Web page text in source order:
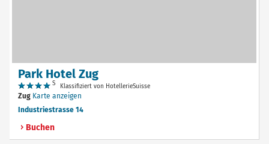
Park Hotel Zug
S Klassifiziert von HotellerieSuisse
Zug Karte anzeigen
Industriestrasse 14
Buchen